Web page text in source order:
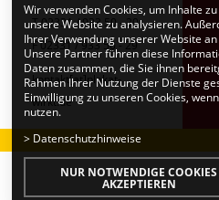
T 02331 / 933 50 - 20
F 02331 / 933 50 - 29
kontakt[at]plakat-
wirkt.de
Wir verwenden Cookies, um Inhalte
unsere Website zu analysieren.
Ihrer Verwendung unserer Website
Unsere Partner führen diese
Daten zusammen, die Sie ihnen
Rahmen Ihrer Nutzung der Dienste
Einwilligung zu unseren Cookies,
nutzen.
> Datenschutzhinweise
NUR NOTWENDIGE COOKIES
AKZEPTIEREN